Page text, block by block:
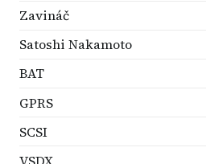
Zavináč
Satoshi Nakamoto
BAT
GPRS
SCSI